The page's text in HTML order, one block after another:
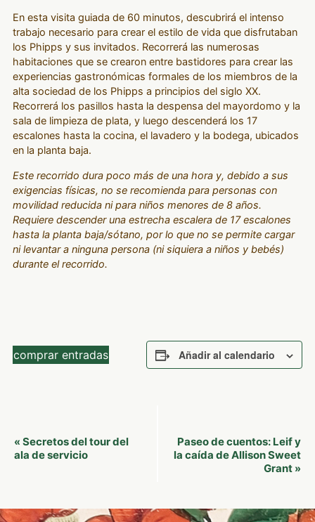
En esta visita guiada de 60 minutos, descubrirá el intenso
trabajo necesario para crear el estilo de vida que disfrutaban
los Phipps y sus invitados. Recorrerá las numerosas
habitaciones que se crearon entre bastidores para crear las
experiencias gastronómicas formales de los miembros de la
alta sociedad de los Phipps a principios del siglo XX.
Recorrerá los pasillos hasta la despensa del mayordomo y la
sala de limpieza de plata, y luego descenderá los 17
escalones hasta la cocina, el lavadero y la bodega, ubicados
en la planta baja.
Este recorrido dura poco más de una hora y, debido a sus
exigencias físicas, no se recomienda para personas con
movilidad reducida ni para niños menores de 8 años.
Requiere descender una estrecha escalera de 17 escalones
hasta la planta baja/sótano, por lo que no se permite cargar
ni levantar a ninguna persona (ni siquiera a niños y bebés)
durante el recorrido.
comprar entradas Añadir al calendario
Navegación
del
« Secretos del tour del
ala de servicio
Paseo de cuentos: Leif y
la caída de Allison Sweet
Grant »